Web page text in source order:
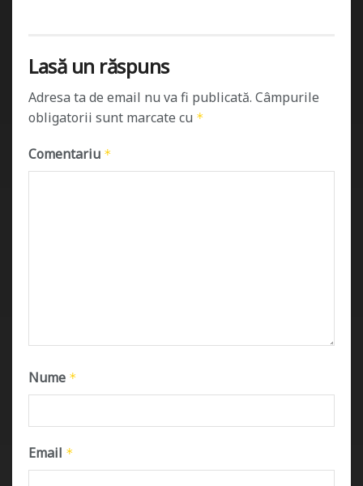
Lasă un răspuns
Adresa ta de email nu va fi publicată. Câmpurile
obligatorii sunt marcate cu *
Comentariu *
Nume *
Email *